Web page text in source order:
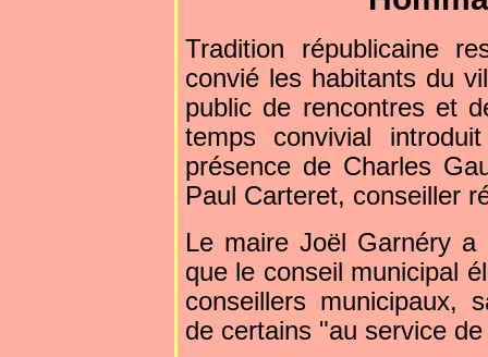
Tradition républicaine
convié les habitants du
public de rencontres et
temps convivial
présence de Charles
Paul Carteret, conseiller
Le maire Joël Garnéry
que le conseil municipal
conseillers municipaux,
de certains "au service